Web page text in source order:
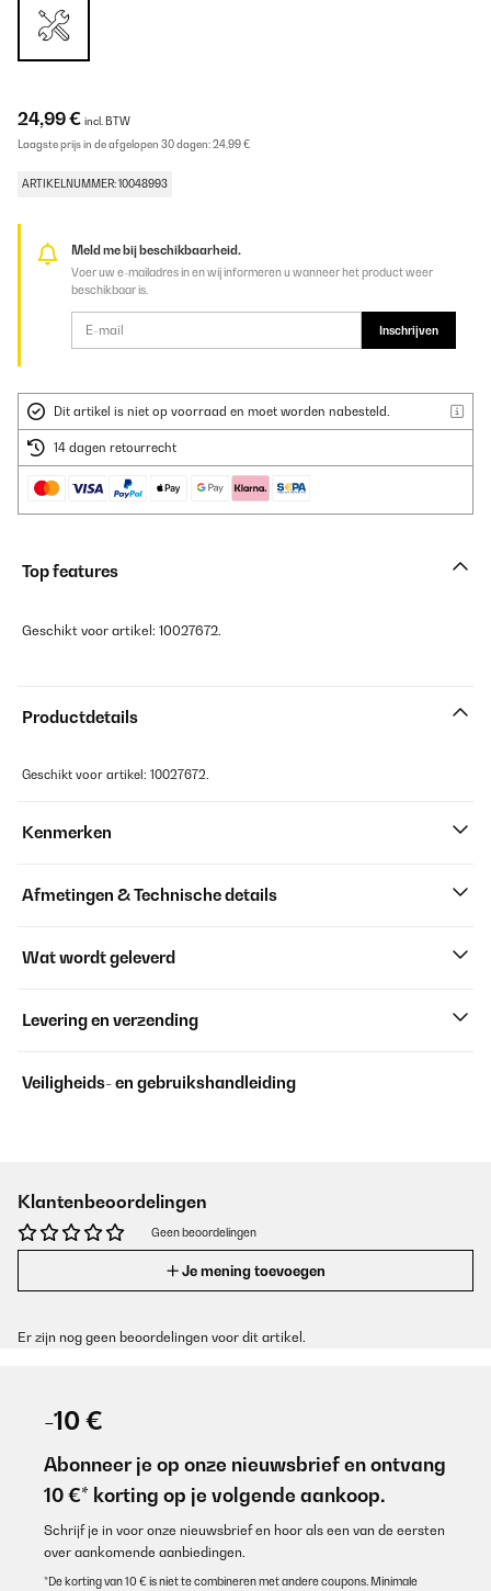
24,99 € incl. BTW
Laagste prijs in de afgelopen 30 dagen:24,99 €
ARTIKELNUMMER: 10048993
Meld me bij beschikbaarheid.
Voer uw e-mailadres in en wij informeren u wanneer het product weer
beschikbaar is.
Inschrijven
Dit artikel is niet op voorraad en moet worden nabesteld.
14 dagen retourrecht
Top features
Geschikt voor artikel: 10027672.
Productdetails
Geschikt voor artikel: 10027672.
Kenmerken
Afmetingen & Technische details
Wat wordt geleverd
Levering en verzending
Veiligheids- en gebruikshandleiding
Klantenbeoordelingen
Geen beoordelingen
Je mening toevoegen
Er zijn nog geen beoordelingen voor dit artikel.
-10 €
Abonneer je op onze nieuwsbrief en ontvang
10 €* korting op je volgende aankoop.
Schrijf je in voor onze nieuwsbrief en hoor als een van de eersten
over aankomende aanbiedingen.
*De korting van 10 € is niet te combineren met andere coupons. Minimale